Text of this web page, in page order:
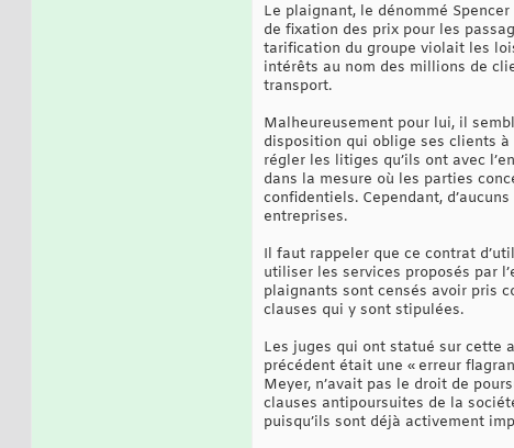
Le plaignant, le dénommé
de fixation des prix pour les
tarification du groupe violait les
intérêts au nom des millions de
transport.
Malheureusement pour lui, il
disposition qui oblige ses clients à
régler les litiges qu’ils ont avec
dans la mesure où les parties
confidentiels. Cependant,
entreprises.
Il faut rappeler que ce contrat
utiliser les services proposés par
plaignants sont censés avoir pris
clauses qui y sont stipulées.
Les juges qui ont statué sur cette
précédent était une « erreur
Meyer, n’avait pas le droit de
clauses antipoursuites de la
puisqu’ils sont déjà activement